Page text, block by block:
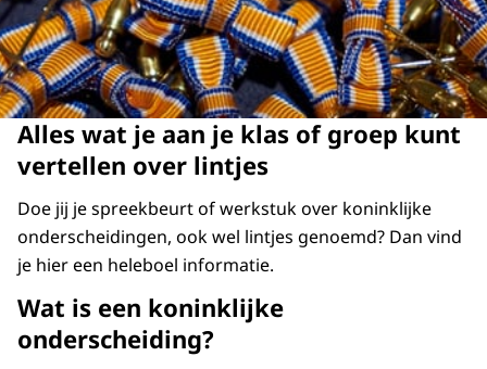
Alles wat je aan je klas of groep kunt
vertellen over lintjes
Doe jij je spreekbeurt of werkstuk over koninklijke
onderscheidingen, ook wel lintjes genoemd? Dan vind
je hier een heleboel informatie.
Wat is een koninklijke
onderscheiding?